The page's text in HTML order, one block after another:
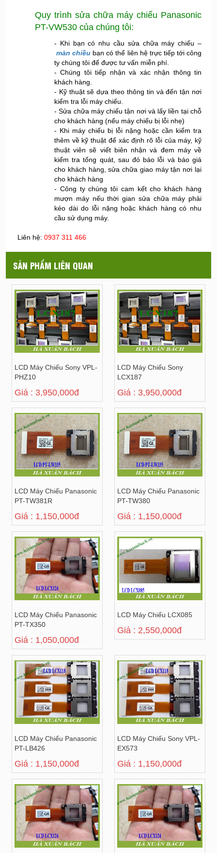
Quy trình sửa chữa máy chiếu Panasonic
PT-VW530 của chúng tôi:
- Khi bạn có nhu cầu sửa chữa máy chiếu –
màn chiều bạn có thể liên hệ trực tiếp tới công
ty chúng tôi để được tư vấn miễn phí.
- Chúng tôi tiếp nhận và xác nhận thông tin
khách hàng.
- Kỹ thuật sẽ dựa theo thông tin và đến tận nơi
kiểm tra lỗi máy chiếu.
- Sửa chữa máy chiếu tận nơi và lấy liền tại chỗ
cho khách hàng (nếu máy chiếu bị lỗi nhẹ)
- Khi máy chiếu bị lỗi nặng hoặc cần kiểm tra
thêm về kỹ thuật để xác định rõ lỗi của máy, kỹ
thuật viên sẽ viết biên nhận và đem máy về
kiểm tra tổng quát, sau đó báo lỗi và báo giá
cho khách hàng, sửa chữa giao máy tận nơi lại
cho khách hàng
- Công ty chúng tôi cam kết cho khách hàng
mượn máy nếu thời gian sửa chữa máy phải
kéo dài do lỗi nặng hoặc khách hàng có nhu
cầu sử dụng máy.
Liên hệ: 0937 311 466
SẢN PHẨM LIÊN QUAN
LCD Máy Chiếu Sony VPL-
PHZ10
Giá : 3,950,000đ
LCD Máy Chiếu Sony
LCX187
Giá : 3,950,000đ
LCD Máy Chiếu Panasonic
PT-TW381R
Giá : 1,150,000đ
LCD Máy Chiếu Panasonic
PT-TW380
Giá : 1,150,000đ
LCD Máy Chiếu Panasonic
PT-TX350
Giá : 1,050,000đ
LCD Máy Chiếu LCX085
Giá : 2,550,000đ
LCD Máy Chiếu Panasonic
PT-LB426
Giá : 1,150,000đ
LCD Máy Chiếu Sony VPL-
EX573
Giá : 1,150,000đ